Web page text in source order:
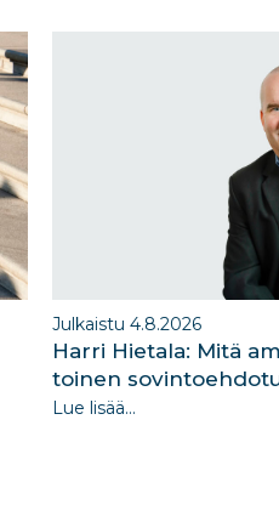
mn
Julkaistu 4.8.2026
Harri Hietala: Mitä
toinen
Lue lisää...